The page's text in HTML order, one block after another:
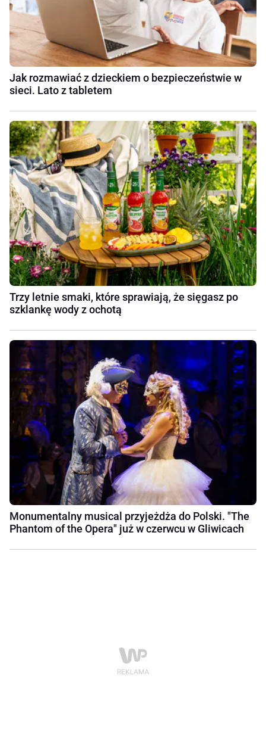
Jak rozmawiać z dzieckiem o bezpieczeństwie w
sieci. Lato z tabletem
Trzy letnie smaki, które sprawiają, że sięgasz po
szklankę wody z ochotą
Monumentalny musical przyjeżdża do Polski. "The
Phantom of the Opera" już w czerwcu w Gliwicach